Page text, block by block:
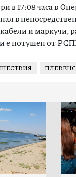
в 17:08 часа в
в
и маркучи,
и е потушен от